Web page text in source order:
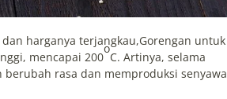
harganya terjangkau,Gorengan untuk
mencapai 200
o
C. Artinya, selama
rasa dan memproduksi senyawa